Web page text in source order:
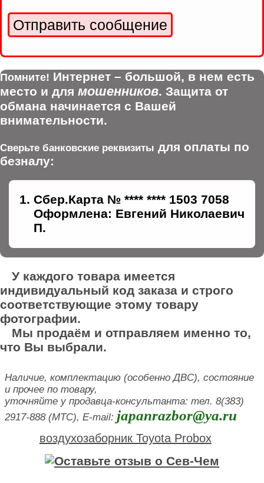
Помните! Интернет – большой, в нем есть
место и для мошенников. Защита от
обмана начинается с Вашей
внимательности.
Сверьте банковские реквизиты для оплаты по
безналу:
Сбер.Карта № **** **** 1503 7058
Оформлена: Евгений Николаевич
П.
У каждого товара имеется
индивидуальный код заказа и строго
соответствующие этому товару
фотографии.
Мы продаём и отправляем именно то,
что Вы выбрали.
Наличие, комплектацию (особенно ДВС), состояние
и прочее по товару,
уточняйте у продавца-консультанта: тел. 8(383)
2917-888 (МТС), E-mail: japanrazbor@ya.ru
воздухозаборник Toyota Probox